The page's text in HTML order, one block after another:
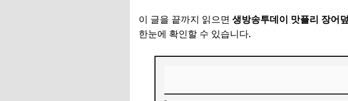
이 글을 끝까지 읽으면 생방송투데이 맛플리 장어
한눈에 확인할 수 있습니다.